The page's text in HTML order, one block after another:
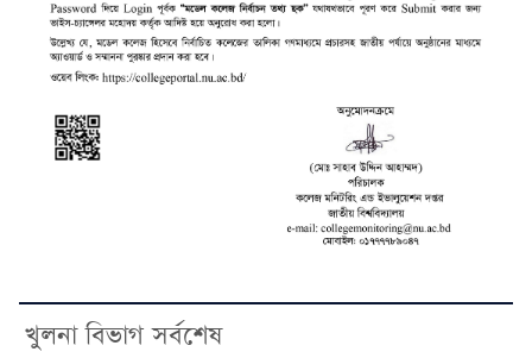
খুলনা বিভাগ সর্বশেষ